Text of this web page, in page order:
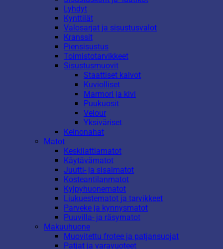
Lyhdyt
Kynttilät
Valosarjat ja sisustusvalot
Kranssit
Piensisustus
Toimistotarvikkeet
Sisustusmuovit
Staattiset kalvot
Kuviolliset
Marmori ja kivi
Puukuosit
Velour
Yksiväriset
Keinonahat
Matot
Keskilattiamatot
Käytävämatot
Juutti- ja sisalmatot
Kosteantilanmatot
Kylpyhuonematot
Liukuestematot ja tarvikkeet
Parveke ja kynnysmatot
Puuvilla- ja räsymatot
Makuuhuone
Muovitettu frotee ja patjansuojat
Patjat ja varavuoteet